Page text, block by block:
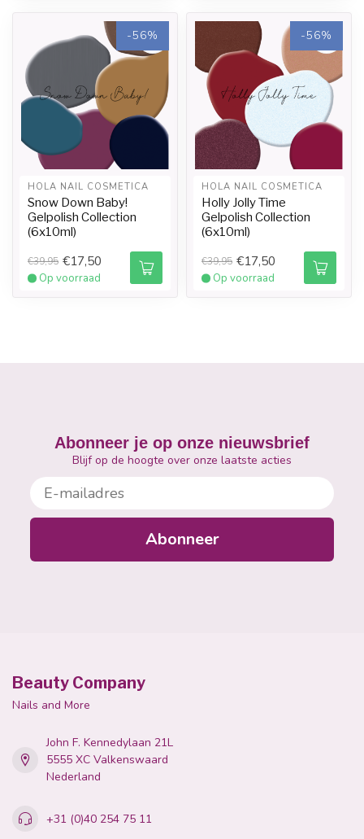
-56%
HOLA NAIL COSMETICA
Snow Down Baby!
Gelpolish Collection
(6x10ml)
€39,95 €17,50
Op voorraad
-56%
HOLA NAIL COSMETICA
Holly Jolly Time
Gelpolish Collection
(6x10ml)
€39,95 €17,50
Op voorraad
Abonneer je op onze nieuwsbrief
Blijf op de hoogte over onze laatste acties
E-mailadres
Abonneer
Beauty Company
Nails and More
John F. Kennedylaan 21L
5555 XC Valkenswaard
Nederland
+31 (0)40 254 75 11